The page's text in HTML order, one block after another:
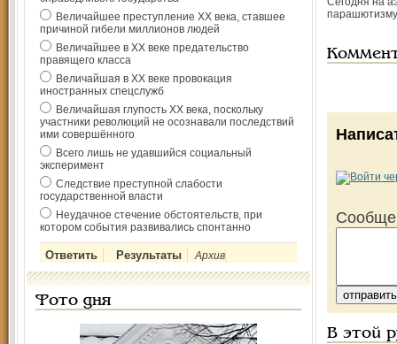
Величайшее преступление ХХ века, ставшее
причиной гибели миллионов людей
Величайшее в ХХ веке предательство
правящего класса
Величайшая в ХХ веке провокация
иностранных спецслужб
Величайшая глупость ХХ века, поскольку
участники революций не осознавали последствий
ими совершённого
Всего лишь не удавшийся социальный
эксперимент
Следствие преступной слабости
государственной власти
Неудачное стечение обстоятельств, при
котором события развивались спонтанно
Архив
Фото дня
парашютизму
В этой